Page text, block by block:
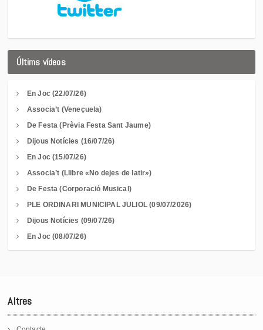
Últims vídeos
En Joc (22/07/26)
Associa’t (Veneçuela)
De Festa (Prèvia Festa Sant Jaume)
Dijous Notícies (16/07/26)
En Joc (15/07/26)
Associa’t (Llibre «No dejes de latir»)
De Festa (Corporació Musical)
PLE ORDINARI MUNICIPAL JULIOL (09/07/2026)
Dijous Notícies (09/07/26)
En Joc (08/07/26)
Altres